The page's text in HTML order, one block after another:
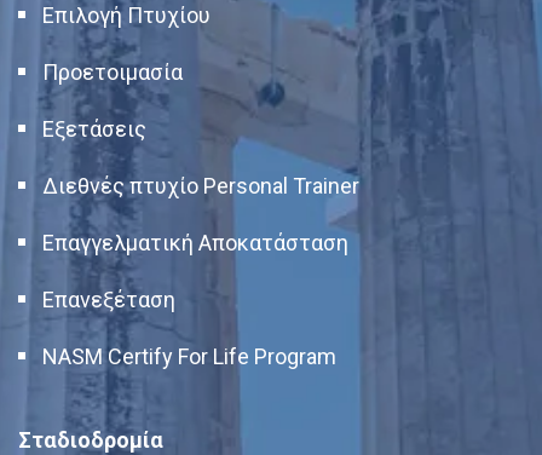
Επιλογή Πτυχίου
Προετοιμασία
Εξετάσεις
Διεθνές πτυχίο Personal Trainer
Επαγγελματική Αποκατάσταση
Επανεξέταση
NASM Certify For Life Program
Σταδιοδρομία